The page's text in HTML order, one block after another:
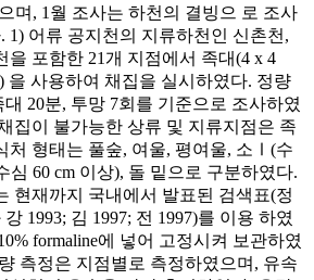
며, 1월 조사는 하천의 결빙으 로 조사
1) 어류 공지천의 지류하천인 신촌천,
을 포함한 21개 지점에서 족대(4 x 4
을 사용하여 채집을 실시하였다. 정량
20분, 투망 7회를 기준으로 조사하였
집이 불가능한 상류 및 지류지점은 족
처 형태는 풀숲, 여울, 평여울, 소Ⅰ(수
심 60 cm 이상), 돌 밑으로 구분하였다.
현재까지 국내에서 발표된 검색표(정
1993; 김 1997; 전 1997)를 이용 하였
formaline에 넣어 고정시켜 보관하였
측정은 지점별로 측정하였으며, 유속